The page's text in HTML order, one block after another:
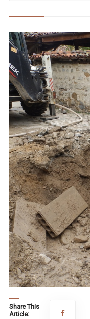
Share This
Article: